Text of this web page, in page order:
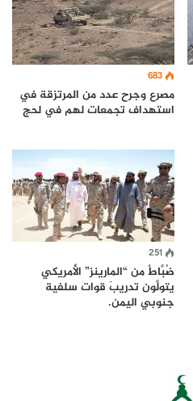
683
مصرع وجرح عدد من المرتزقة في
استهداف تجمعات لهم في لحج
251
ضُبَّاطٌ من “المارينز” الأمريكي
يتولَّون تدريبَ قوات سلفية
جنوبي اليمن.